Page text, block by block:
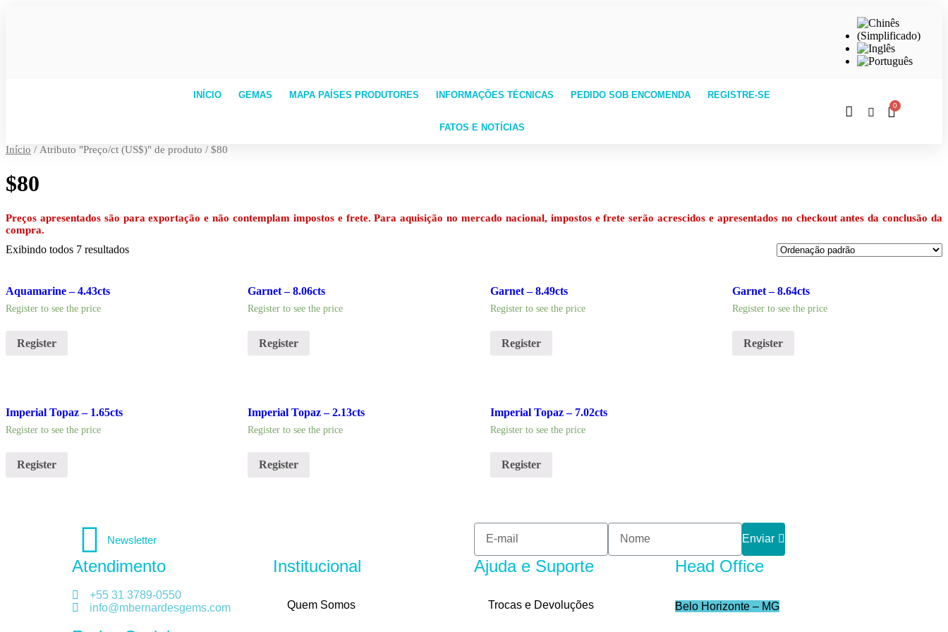
INÍCIO GEMAS MAPA PAÍSES PRODUTORES INFORMAÇÕES TÉCNICAS PEDIDO SOB ENCOMENDA REGISTRE-SE
FATOS E NOTÍCIAS
Início / Atributo "Preço/ct (US$)" de produto / $80
$80
Preços apresentados são para exportação e não contemplam impostos e frete. Para aquisição no mercado nacional, impostos e frete serão acrescidos e apresentados no checkout antes da conclusão da
compra.
Exibindo todos 7 resultados
Aquamarine – 4.43cts
Register to see the price
Register
Garnet – 8.06cts
Register to see the price
Register
Garnet – 8.49cts
Register to see the price
Register
Garnet – 8.64cts
Register to see the price
Register
Imperial Topaz – 1.65cts
Register to see the price
Register
Imperial Topaz – 2.13cts
Register to see the price
Register
Imperial Topaz – 7.02cts
Register to see the price
Register
Newsletter Enviar
Atendimento
+55 31 3789-0550
info@mbernardesgems.com
Institucional
Quem Somos
Ajuda e Suporte
Trocas e Devoluções
Head Office
Belo Horizonte – MG